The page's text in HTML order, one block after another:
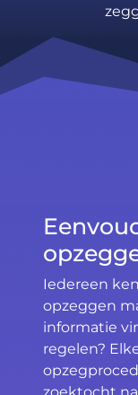
Iedereen
opzeggen
informatie
regelen?